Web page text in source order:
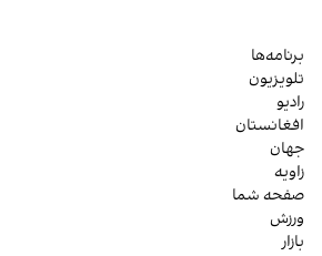
برنامه‌ها
تلویزیون
رادیو
افغانستان
جهان
زاویه
صفحه شما
ورزش
بازار